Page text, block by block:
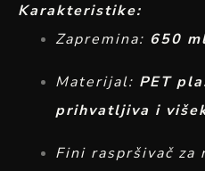
Karakteristike:
Zapremina: 650
Materijal: PET
prihvatljiva i
Fini raspršivač za